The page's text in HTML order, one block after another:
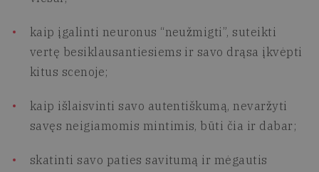
kaip įgalinti neuronus “neužmigti”, suteikti
vertę besiklausantiesiems ir savo drąsa įkvėpti
kitus scenoje;
kaip išlaisvinti savo autentiškumą, nevaržyti
savęs neigiamomis mintimis, būti čia ir dabar;
skatinti savo paties savitumą ir mėgautis